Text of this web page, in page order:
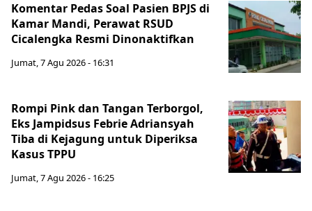
Komentar Pedas Soal Pasien BPJS di
Kamar Mandi, Perawat RSUD
Cicalengka Resmi Dinonaktifkan
Jumat, 7 Agu 2026 - 16:31
Rompi Pink dan Tangan Terborgol,
Eks Jampidsus Febrie Adriansyah
Tiba di Kejagung untuk Diperiksa
Kasus TPPU
Jumat, 7 Agu 2026 - 16:25